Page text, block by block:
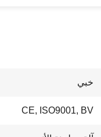
خبي
CE, ISO9001, BV